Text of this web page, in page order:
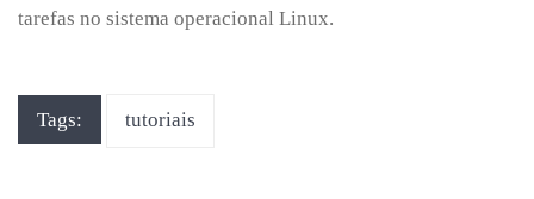
tarefas no sistema operacional Linux.
Tags: tutoriais